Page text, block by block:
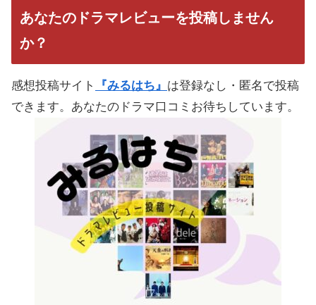
あなたのドラマレビューを投稿しません
か？
感想投稿サイト 『みるはち』 は登録なし・匿名で投稿
できます。あなたのドラマ口コミお待ちしています。